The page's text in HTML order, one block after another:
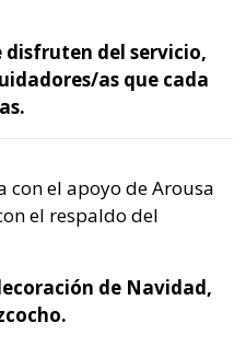
disfruten del servicio,
as que cada
con el apoyo de Arousa
el respaldo del
de Navidad,